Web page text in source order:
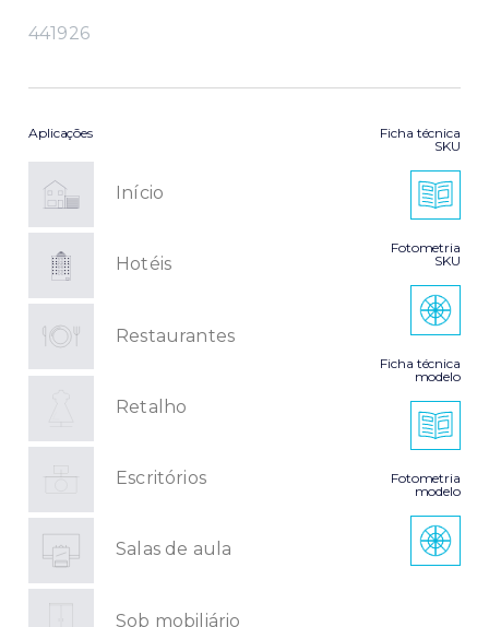
441926
Aplicações
Início
Hotéis
Restaurantes
Retalho
Escritórios
Salas de aula
Sob mobiliário
Ficha técnica
SKU
Fotometria
SKU
Ficha técnica
modelo
Fotometria
modelo